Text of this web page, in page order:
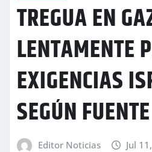
TREGUA EN
LENTAMENTE
EXIGENCIAS
SEGÚN
Editor Noticias Jul